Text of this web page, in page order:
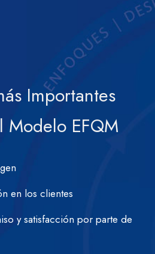
Importantes
EFQM
en los clientes
y satisfacción por parte de